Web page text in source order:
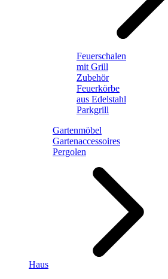
Feuerschalen
mit Grill
Zubehör
Feuerkörbe
aus Edelstahl
Parkgrill
Gartenmöbel
Gartenaccessoires
Pergolen
Haus